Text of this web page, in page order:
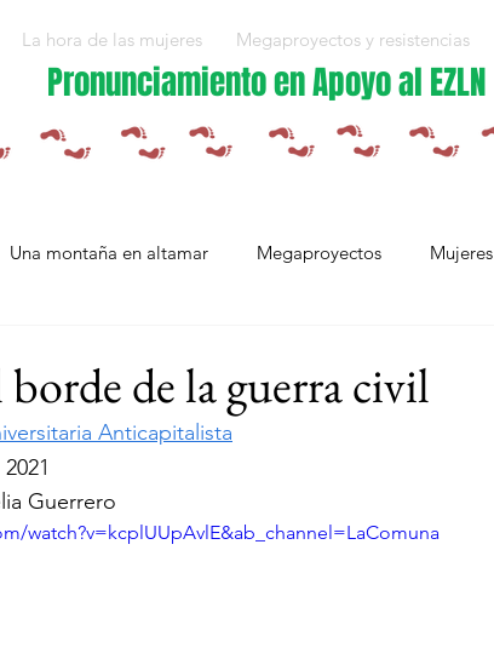
La hora de las mujeres Megaproyectos y resistencias
Pronunciamiento en Apoyo al EZLN
Una montaña en altamar Megaproyectos Mujeres
Plan Integral Morelos Capítulo Europa
borde de la guerra civil
Anticapitalista
Guerrero
watch?v=kcplUUpAvlE&ab_channel=LaComuna